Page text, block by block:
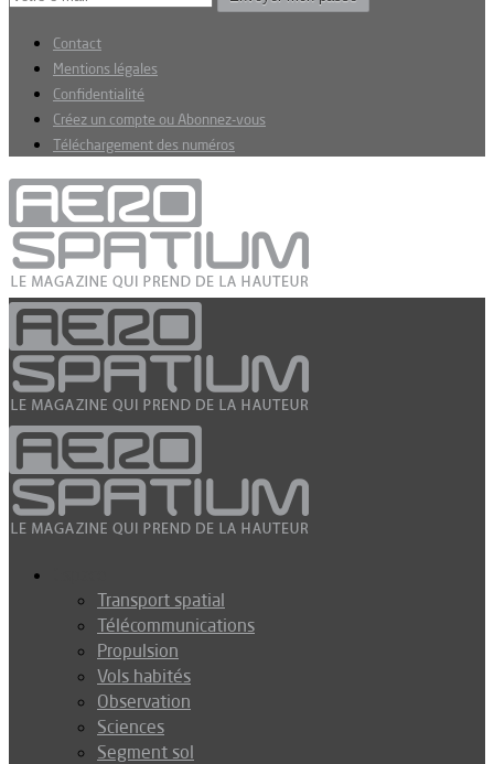
Contact
Mentions légales
Confidentialité
Créez un compte ou Abonnez-vous
Téléchargement des numéros
Transport spatial
Télécommunications
Propulsion
Vols habités
Observation
Sciences
Segment sol